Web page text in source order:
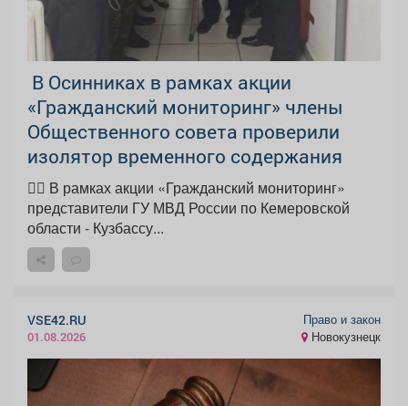
️ В Осинниках в рамках акции
«Гражданский мониторинг» члены
Общественного совета проверили
изолятор временного содержания
👮‍♂️ В рамках акции «Гражданский мониторинг»
представители ГУ МВД России по Кемеровской
области - Кузбассу...
VSE42.RU
01.08.2026
Право и закон
Новокузнецк